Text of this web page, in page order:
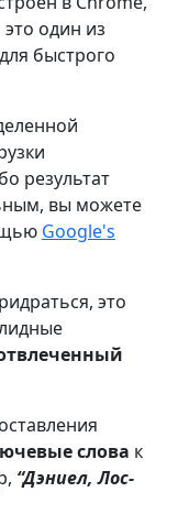
один из
быстрого
результат
вы можете
Google's
это
слова к
“Дэниел, Лос-